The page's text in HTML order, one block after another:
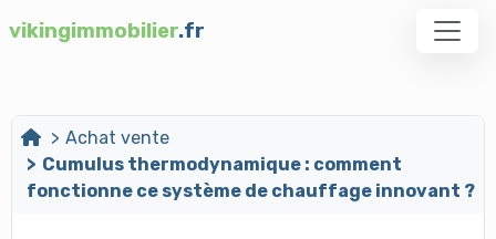
vikingimmobilier.fr
Achat vente
Cumulus thermodynamique : comment
fonctionne ce système de chauffage innovant ?